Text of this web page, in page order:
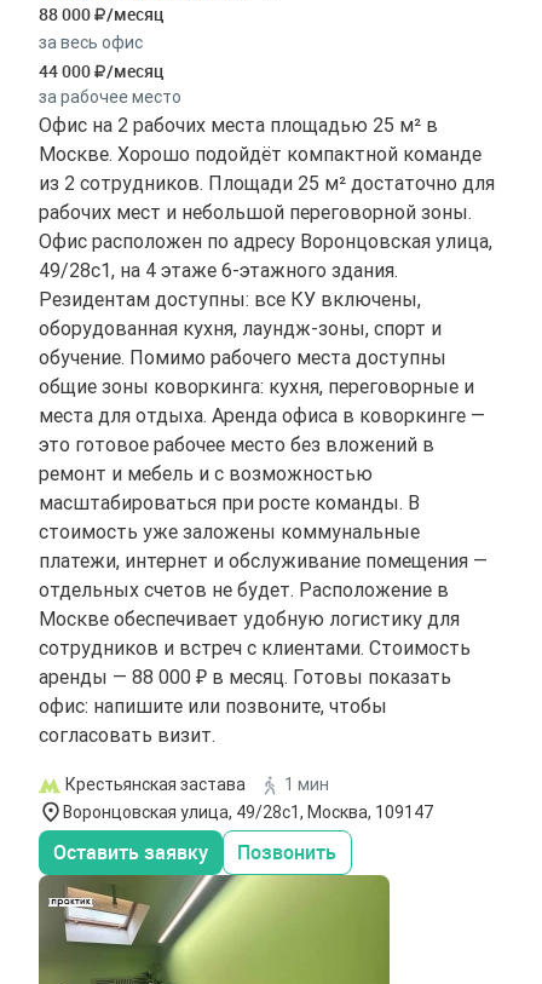
88 000 /месяц
за весь офис
44 000 /месяц
за рабочее место
Офис на 2 рабочих места площадью 25 м² в
Москве. Хорошо подойдёт компактной команде
из 2 сотрудников. Площади 25 м² достаточно для
рабочих мест и небольшой переговорной зоны.
Офис расположен по адресу Воронцовская улица,
49/28с1, на 4 этаже 6-этажного здания.
Резидентам доступны: все КУ включены,
оборудованная кухня, лаундж-зоны, спорт и
обучение. Помимо рабочего места доступны
общие зоны коворкинга: кухня, переговорные и
места для отдыха. Аренда офиса в коворкинге —
это готовое рабочее место без вложений в
ремонт и мебель и с возможностью
масштабироваться при росте команды. В
стоимость уже заложены коммунальные
платежи, интернет и обслуживание помещения —
отдельных счетов не будет. Расположение в
Москве обеспечивает удобную логистику для
сотрудников и встреч с клиентами. Стоимость
аренды — 88 000 ₽ в месяц. Готовы показать
офис: напишите или позвоните, чтобы
согласовать визит.
Крестьянская застава
1 мин
Воронцовская улица, 49/28с1, Москва, 109147
Оставить заявку Позвонить